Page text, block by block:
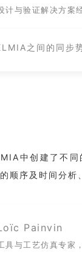
计与验证解决方案
之间的同步
中创建了不
顺序及时间分析
Painvin
具与工艺仿真专家